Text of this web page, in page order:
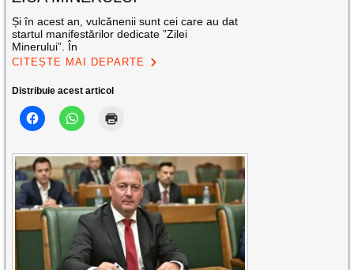
Și în acest an, vulcănenii sunt cei care au dat
startul manifestărilor dedicate ”Zilei
Minerului”. În
CITEȘTE MAI DEPARTE
Distribuie acest articol